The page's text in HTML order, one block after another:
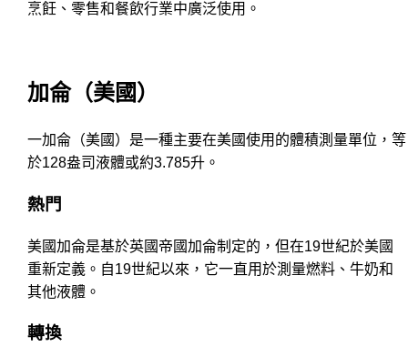
烹飪、零售和餐飲行業中廣泛使用。
加侖（美國）
一加侖（美國）是一種主要在美國使用的體積測量單位，等
於128盎司液體或約3.785升。
熱門
美國加侖是基於英國帝國加侖制定的，但在19世紀於美國
重新定義。自19世紀以來，它一直用於測量燃料、牛奶和
其他液體。
轉換